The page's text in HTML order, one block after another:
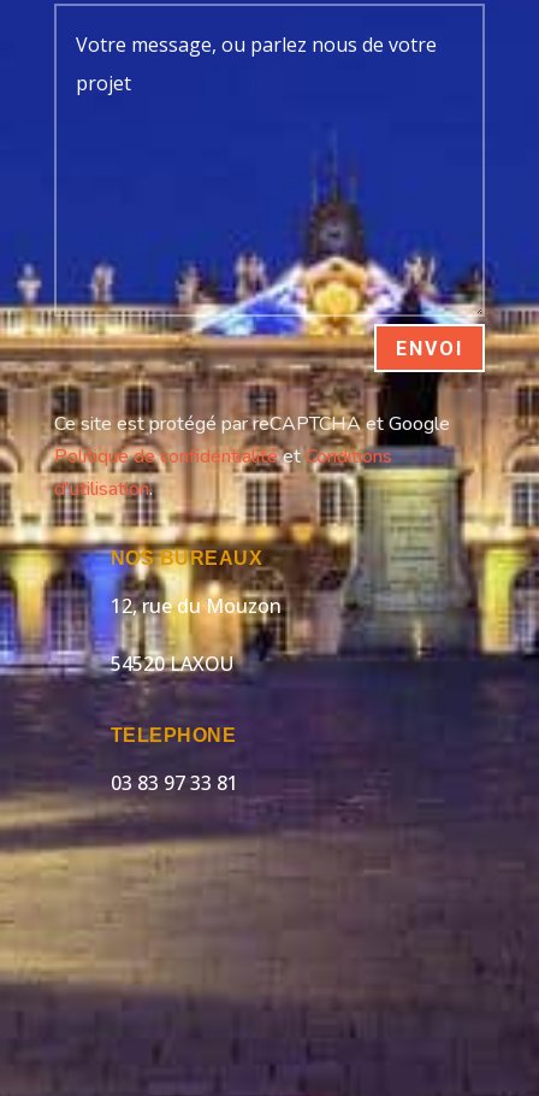
ENVOI
Ce site est protégé par reCAPTCHA et Google
Politique de confidentialitéetConditions
d'utilisation.
NOS BUREAUX
12, rue du Mouzon
54520 LAXOU
TELEPHONE
03 83 97 33 81